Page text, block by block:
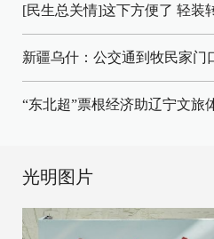
[民生总关情]这下方便了 轻装
新疆乌什：公交通到牧民家门
“东北超”票根经济助辽宁文旅
光明图片